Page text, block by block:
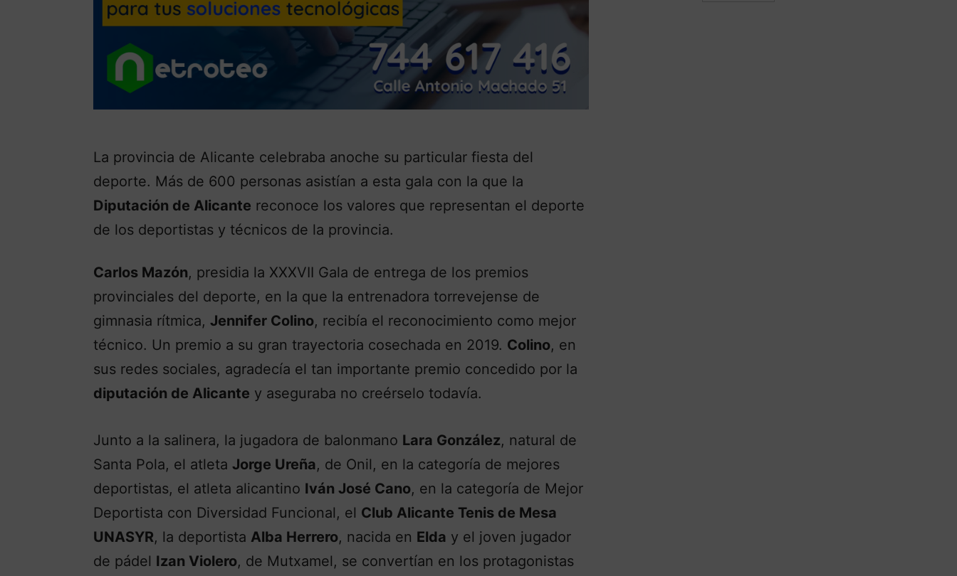
La provincia de Alicante celebraba anoche su particular fiesta del
deporte. Más de 600 personas asistían a esta gala con la que la
Diputación de Alicante reconoce los valores que representan el deporte
de los deportistas y técnicos de la provincia.
Carlos Mazón, presidia la XXXVII Gala de entrega de los premios
provinciales del deporte, en la que la entrenadora torrevejense de
gimnasia rítmica, Jennifer Colino, recibía el reconocimiento como mejor
técnico. Un premio a su gran trayectoria cosechada en 2019. Colino, en
sus redes sociales, agradecía el tan importante premio concedido por la
diputación de Alicante y aseguraba no creérselo todavía.
Junto a la salinera, la jugadora de balonmano Lara González, natural de
Santa Pola, el atleta Jorge Ureña, de Onil, en la categoría de mejores
deportistas, el atleta alicantino Iván José Cano, en la categoría de Mejor
Deportista con Diversidad Funcional, el Club Alicante Tenis de Mesa
UNASYR, la deportista Alba Herrero, nacida en Elda y el joven jugador
de pádel Izan Violero, de Mutxamel, se convertían en los protagonistas